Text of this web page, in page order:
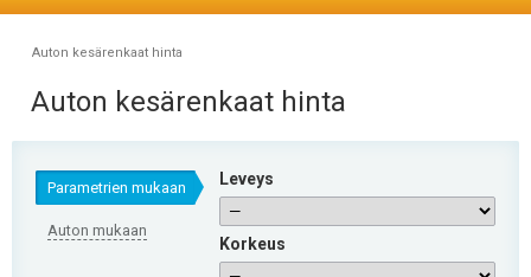
Auton kesärenkaat hinta
Auton kesärenkaat hinta
Parametrien mukaan
Auton mukaan
Leveys
Korkeus